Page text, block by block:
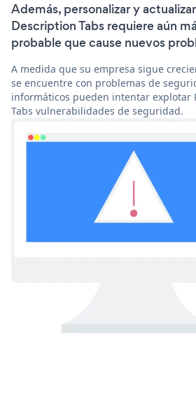
Además, personalizar y
Description Tabs requiere aún
probable que cause nuevos
A medida que su empresa sigue
se encuentre con problemas de
informáticos pueden intentar explotar
Tabs vulnerabilidades de seguridad.